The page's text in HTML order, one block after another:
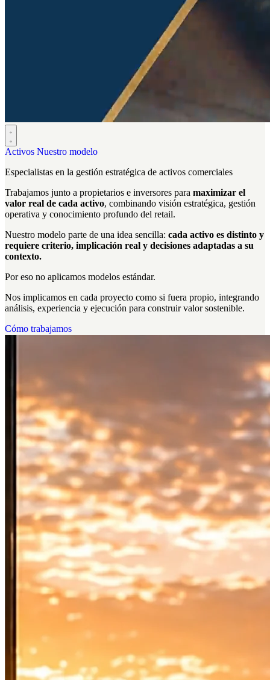
Activos Nuestro modelo
Especialistas en la gestión estratégica de activos comerciales
Trabajamos junto a propietarios e inversores para maximizar el
valor real de cada activo, combinando visión estratégica, gestión
operativa y conocimiento profundo del retail.
Nuestro modelo parte de una idea sencilla: cada activo es distinto y
requiere criterio, implicación real y decisiones adaptadas a su
contexto.
Por eso no aplicamos modelos estándar.
Nos implicamos en cada proyecto como si fuera propio, integrando
análisis, experiencia y ejecución para construir valor sostenible.
Cómo trabajamos